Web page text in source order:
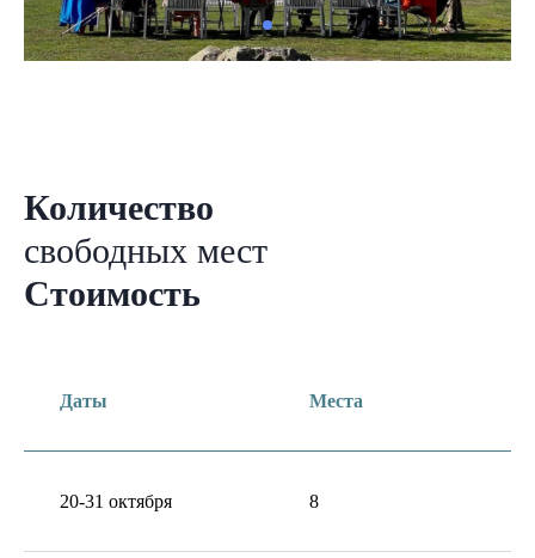
Количество
свободных мест
Стоимость
Даты Места
20-31 октября 8